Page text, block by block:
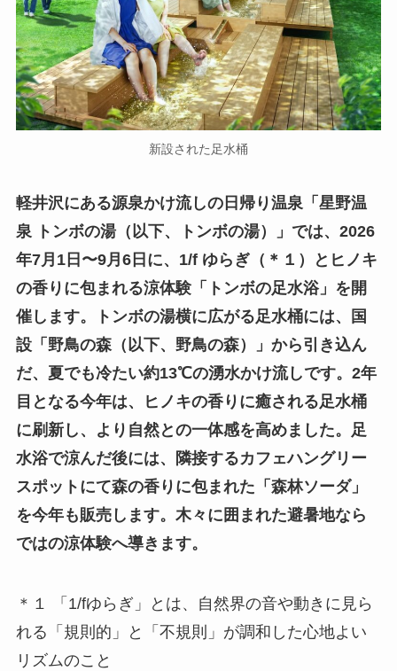
新設された足水桶
軽井沢にある源泉かけ流しの日帰り温泉「星野温
泉 トンボの湯（以下、トンボの湯）」では、2026
年7月1日〜9月6日に、1/f ゆらぎ（＊１）とヒノキ
の香りに包まれる涼体験「トンボの足水浴」を開
催します。トンボの湯横に広がる足水桶には、国
設「野鳥の森（以下、野鳥の森）」から引き込ん
だ、夏でも冷たい約13℃の湧水かけ流しです。2年
目となる今年は、ヒノキの香りに癒される足水桶
に刷新し、より自然との一体感を高めました。足
水浴で涼んだ後には、隣接するカフェハングリー
スポットにて森の香りに包まれた「森林ソーダ」
を今年も販売します。木々に囲まれた避暑地なら
ではの涼体験へ導きます。
＊１ 「1/fゆらぎ」とは、自然界の音や動きに見ら
れる「規則的」と「不規則」が調和した心地よい
リズムのこと